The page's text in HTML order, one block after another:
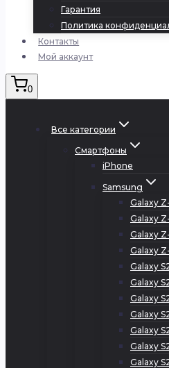
Гарантия
Политика
Контакты
Мой аккаунт
0
Все категории
Смартфоны
iPhone
Samsung
Galaxy
Galaxy
Galaxy
Galaxy
Galaxy
Galaxy
Galaxy
Galaxy
Galaxy
Galaxy
Galaxy